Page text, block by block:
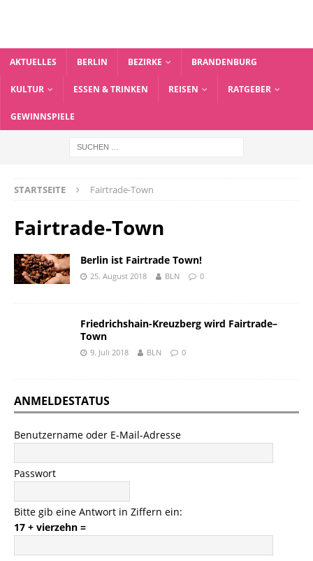
AKTUELLES BERLIN BEZIRKE BRANDENBURG
KULTUR ESSEN & TRINKEN REISEN RATGEBER
GEWINNSPIELE
STARTSEITE Fairtrade-Town
Fairtrade-Town
Berlin ist Fairtrade Town!
25. August 2018 BLN 0
Friedrichshain-Kreuzberg wird Fairtrade–
Town
9. Juli 2018 BLN 0
ANMELDESTATUS
Benutzername oder E-Mail-Adresse
Passwort
Bitte gib eine Antwort in Ziffern ein:
17 + vierzehn =